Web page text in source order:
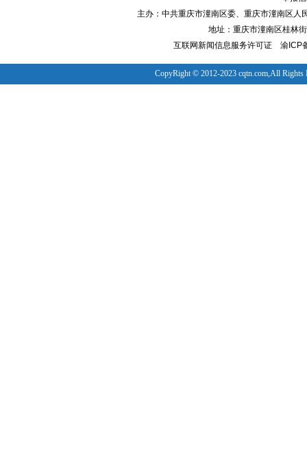
主办：中共重庆市潼南区委、重庆市潼南区
地址：重庆市潼南区桂林
互联网新闻信息服务许可证
渝ICP
CopyRight © 2012-2023 cqtn.com,All Rights